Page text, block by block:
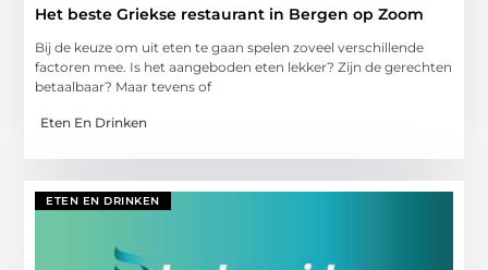
Het beste Griekse restaurant in Bergen op Zoom
Bij de keuze om uit eten te gaan spelen zoveel verschillende
factoren mee. Is het aangeboden eten lekker? Zijn de gerechten
betaalbaar? Maar tevens of
Eten En Drinken
ETEN EN DRINKEN